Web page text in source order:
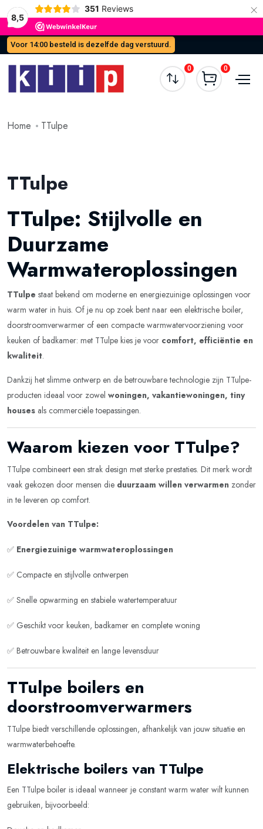
8,5
351 Reviews ×
Voor 14:00 besteld is dezelfde dag verstuurd.
0 0
Home TTulpe
TTulpe
TTulpe: Stijlvolle en
Duurzame
Warmwateroplossingen
TTulpe staat bekend om moderne en energiezuinige oplossingen voor
warm water in huis. Of je nu op zoek bent naar een elektrische boiler,
doorstroomverwarmer of een compacte warmwatervoorziening voor
keuken of badkamer: met TTulpe kies je voor comfort, efficiëntie en
kwaliteit.
Dankzij het slimme ontwerp en de betrouwbare technologie zijn TTulpe-
producten ideaal voor zowel woningen, vakantiewoningen, tiny
houses als commerciële toepassingen.
Waarom kiezen voor TTulpe?
TTulpe combineert een strak design met sterke prestaties. Dit merk wordt
vaak gekozen door mensen die duurzaam willen verwarmen zonder
in te leveren op comfort.
Voordelen van TTulpe:
✅ Energiezuinige warmwateroplossingen
✅ Compacte en stijlvolle ontwerpen
✅ Snelle opwarming en stabiele watertemperatuur
✅ Geschikt voor keuken, badkamer en complete woning
✅ Betrouwbare kwaliteit en lange levensduur
TTulpe boilers en
doorstroomverwarmers
TTulpe biedt verschillende oplossingen, afhankelijk van jouw situatie en
warmwaterbehoefte.
Elektrische boilers van TTulpe
Een TTulpe boiler is ideaal wanneer je constant warm water wilt kunnen
gebruiken, bijvoorbeeld: